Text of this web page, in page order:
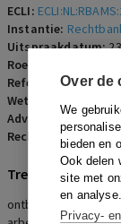
Over de
We
bieden en
Ook delen
site met
en analyse.
Privacy-
ECLI:
Instantie:
Uitspraakdatum:
Roepnaam:
Referentienummer:
Wetsartikelen:
Advocaten:E. van
Rechters:C. von
Trefwoorden
ontbinding,